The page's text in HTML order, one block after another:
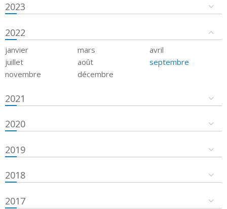
2023
2022
janvier mars
avril
juillet
août
septembre
novembre
décembre
2021
2020
2019
2018
2017